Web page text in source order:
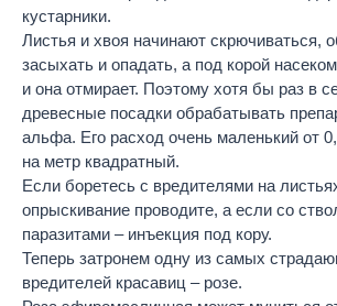
кустарники.
Листья и хвоя начинают скрючиваться,
засыхать и опадать, а под корой
и она отмирает. Поэтому хотя бы раз в
древесные посадки обрабатывать
альфа. Его расход очень маленький от
на метр квадратный.
Если боретесь с вредителями на
опрыскивание проводите, а если со
паразитами – инъекция под кору.
Теперь затронем одну из самых
вредителей красавиц – розе.